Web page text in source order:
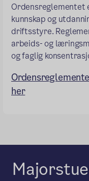
kunnskap og
driftsstyre.
arbeids- og
og faglig
her